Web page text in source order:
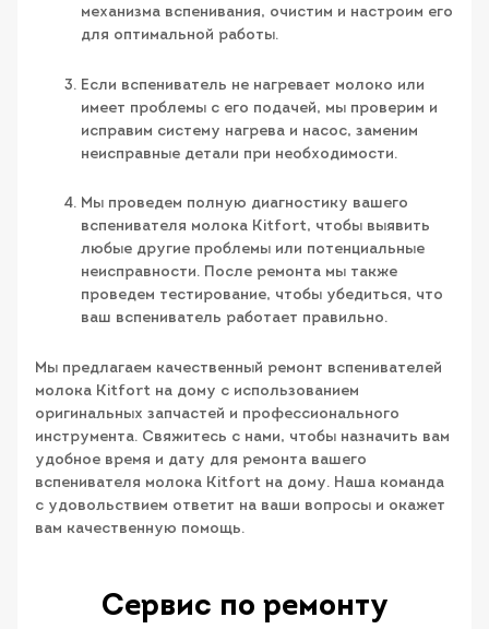
механизма вспенивания, очистим и настроим его
для оптимальной работы.
Если вспениватель не нагревает молоко или
имеет проблемы с его подачей, мы проверим и
исправим систему нагрева и насос, заменим
неисправные детали при необходимости.
Мы проведем полную диагностику вашего
вспенивателя молока Kitfort, чтобы выявить
любые другие проблемы или потенциальные
неисправности. После ремонта мы также
проведем тестирование, чтобы убедиться, что
ваш вспениватель работает правильно.
Мы предлагаем качественный ремонт вспенивателей
молока Kitfort на дому с использованием
оригинальных запчастей и профессионального
инструмента. Свяжитесь с нами, чтобы назначить вам
удобное время и дату для ремонта вашего
вспенивателя молока Kitfort на дому. Наша команда
с удовольствием ответит на ваши вопросы и окажет
вам качественную помощь.
Сервис по ремонту